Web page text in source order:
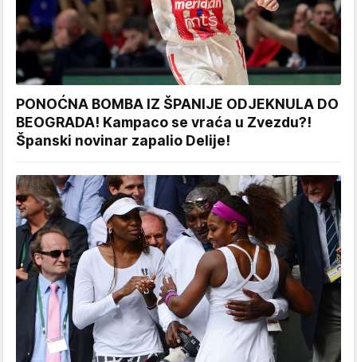
PONOĆNA BOMBA IZ ŠPANIJE ODJEKNULA DO
BEOGRADA! Kampaco se vraća u Zvezdu?!
Španski novinar zapalio Delije!